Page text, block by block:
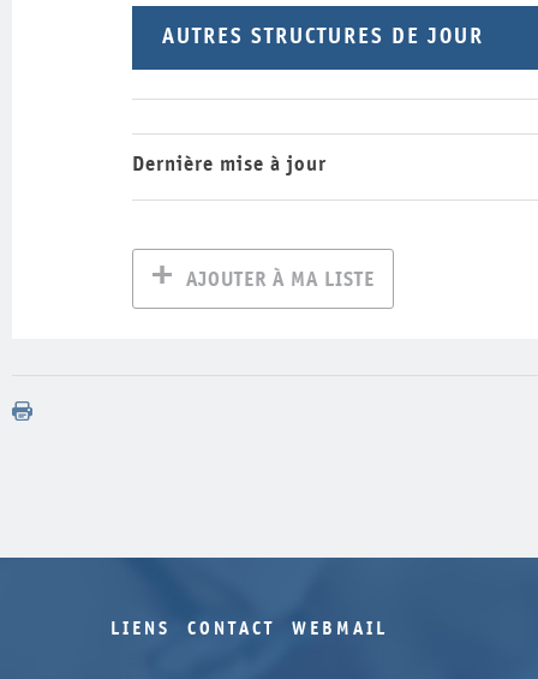
AUTRES STRUCTURES DE JOUR
Dernière mise à jour
AJOUTER À MA LISTE
LIENS CONTACT WEBMAIL